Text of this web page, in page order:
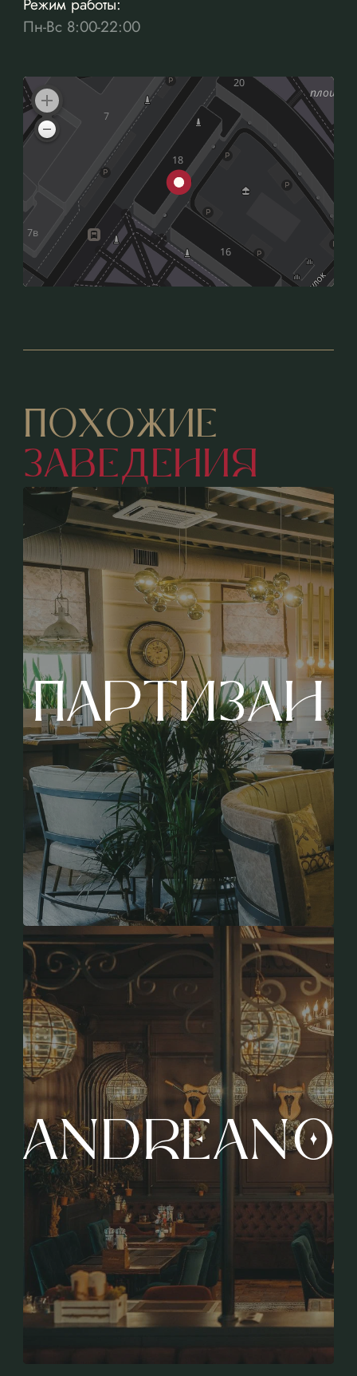
Режим работы:
Пн-Вс 8:00-22:00
ПОХОЖИЕ
ЗАВЕДЕНИЯ
ПАРТИЗАН
АNDREANO